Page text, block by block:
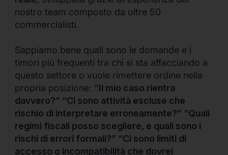
nostro team composto da oltre 50
commercialisti.
Sappiamo bene quali sono le domande e i
timori più frequenti tra chi si sta affacciando a
questo settore o vuole rimettere ordine nella
propria posizione: “Il mio caso rientra
davvero?” “Ci sono attività escluse che
rischio di interpretare erroneamente?” “Quali
regimi fiscali posso scegliere, e quali sono i
rischi di errori formali?” “Ci sono limiti di
accesso o incompatibilità che dovrei